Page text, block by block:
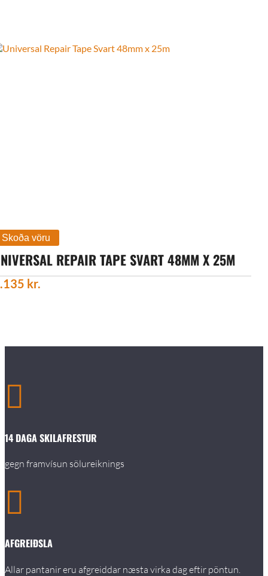
REPAIR TAPE SVART 48MM X 25M
kr.

14 DAGA SKILAFRESTUR
gegn framvísun sölureiknings

AFGREIÐSLA
Allar pantanir eru afgreiddar næsta virka dag eftir pöntun.